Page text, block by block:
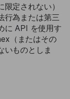
定されない）
行為または第三
に API を使用す
（またはその
いものとしま